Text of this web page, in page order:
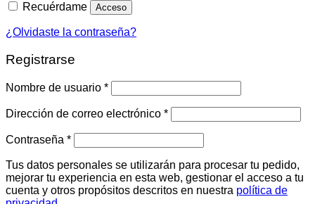
Recuérdame Acceso
¿Olvidaste la contraseña?
Registrarse
Nombre de usuario *Obligatorio
Dirección de correo electrónico *Obligatorio
Contraseña *Obligatorio
Tus datos personales se utilizarán para procesar tu pedido,
mejorar tu experiencia en esta web, gestionar el acceso a tu
cuenta y otros propósitos descritos en nuestra política de